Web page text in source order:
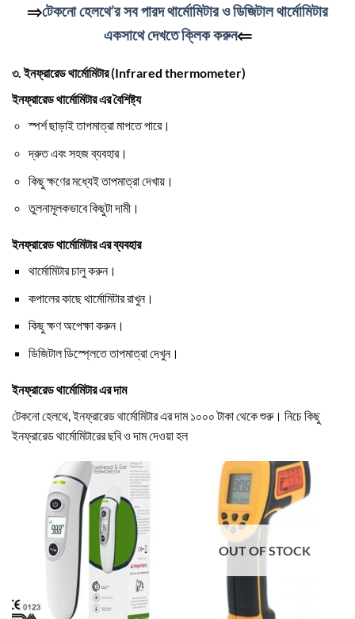
⇒টেকনো হেলথে’র সব পারদ থার্মোমিটার ও ডিজিটাল থার্মোমিটার
একসাথে দেখতে ক্লিক করুন⇐
৩. ইনফ্রারেড থার্মোমিটার (Infrared thermometer)
ইনফ্রারেড থার্মোমিটার এর বৈশিষ্ট্য
স্পর্শ ছাড়াই তাপমাত্রা মাপতে পারে।
দ্রুত এবং সহজ ব্যবহার।
কিছু ক্ষণের মধ্যেই তাপমাত্রা দেখায়।
তুলনামূলকভাবে কিছুটা দামী।
ইনফ্রারেড থার্মোমিটার এর ব্যবহার
থার্মোমিটার চালু করুন।
কপালের কাছে থার্মোমিটার রাখুন।
কিছু ক্ষণ অপেক্ষা করুন।
ডিজিটাল ডিস্প্লেতে তাপমাত্রা দেখুন।
ইনফ্রারেড থার্মোমিটার এর দাম
টেকনো হেলথে, ইনফ্রারেড থার্মোমিটার এর দাম ১০০০ টাকা থেকে শুরু। নিচে কিছু
ইনফ্রারেড থার্মোমিটারের ছবি ও দাম দেওয়া হল
OUT OF STOCK